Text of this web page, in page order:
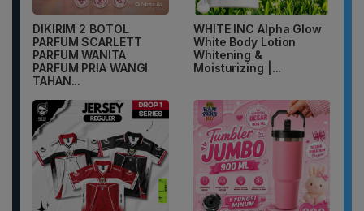
DIKIRIM 2 BOTOL
PARFUM SCARLETT
PARFUM WANITA
PARFUM PRIA WANGI
TAHAN...
WHITE INC Alpha Glow
White Body Lotion
Whitening &
Moisturizing |...